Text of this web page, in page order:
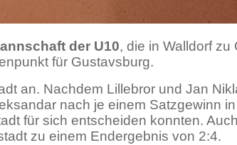
der U10, die in Walldorf zu
für Gustavsburg.
an. Nachdem Lillebror und Jan
nach je einem Satzgewinn
für sich entscheiden konnten.
zu einem Endergebnis von 2:4.